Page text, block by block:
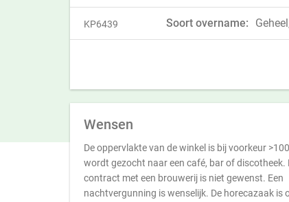
KP6439 Soort overname:
Wensen
De oppervlakte van de winkel is bij voorkeur
wordt gezocht naar een café, bar of discotheek.
contract met een brouwerij is niet gewenst. Een
nachtvergunning is wenselijk. De horecazaak is